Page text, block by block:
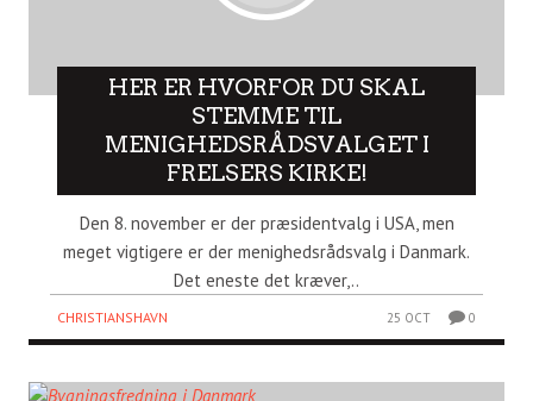
HER ER HVORFOR DU SKAL
STEMME TIL
MENIGHEDSRÅDSVALGET I
FRELSERS KIRKE!
Den 8. november er der præsidentvalg i USA, men
meget vigtigere er der menighedsrådsvalg i Danmark.
Det eneste det kræver,..
CHRISTIANSHAVN 25 OCT 0